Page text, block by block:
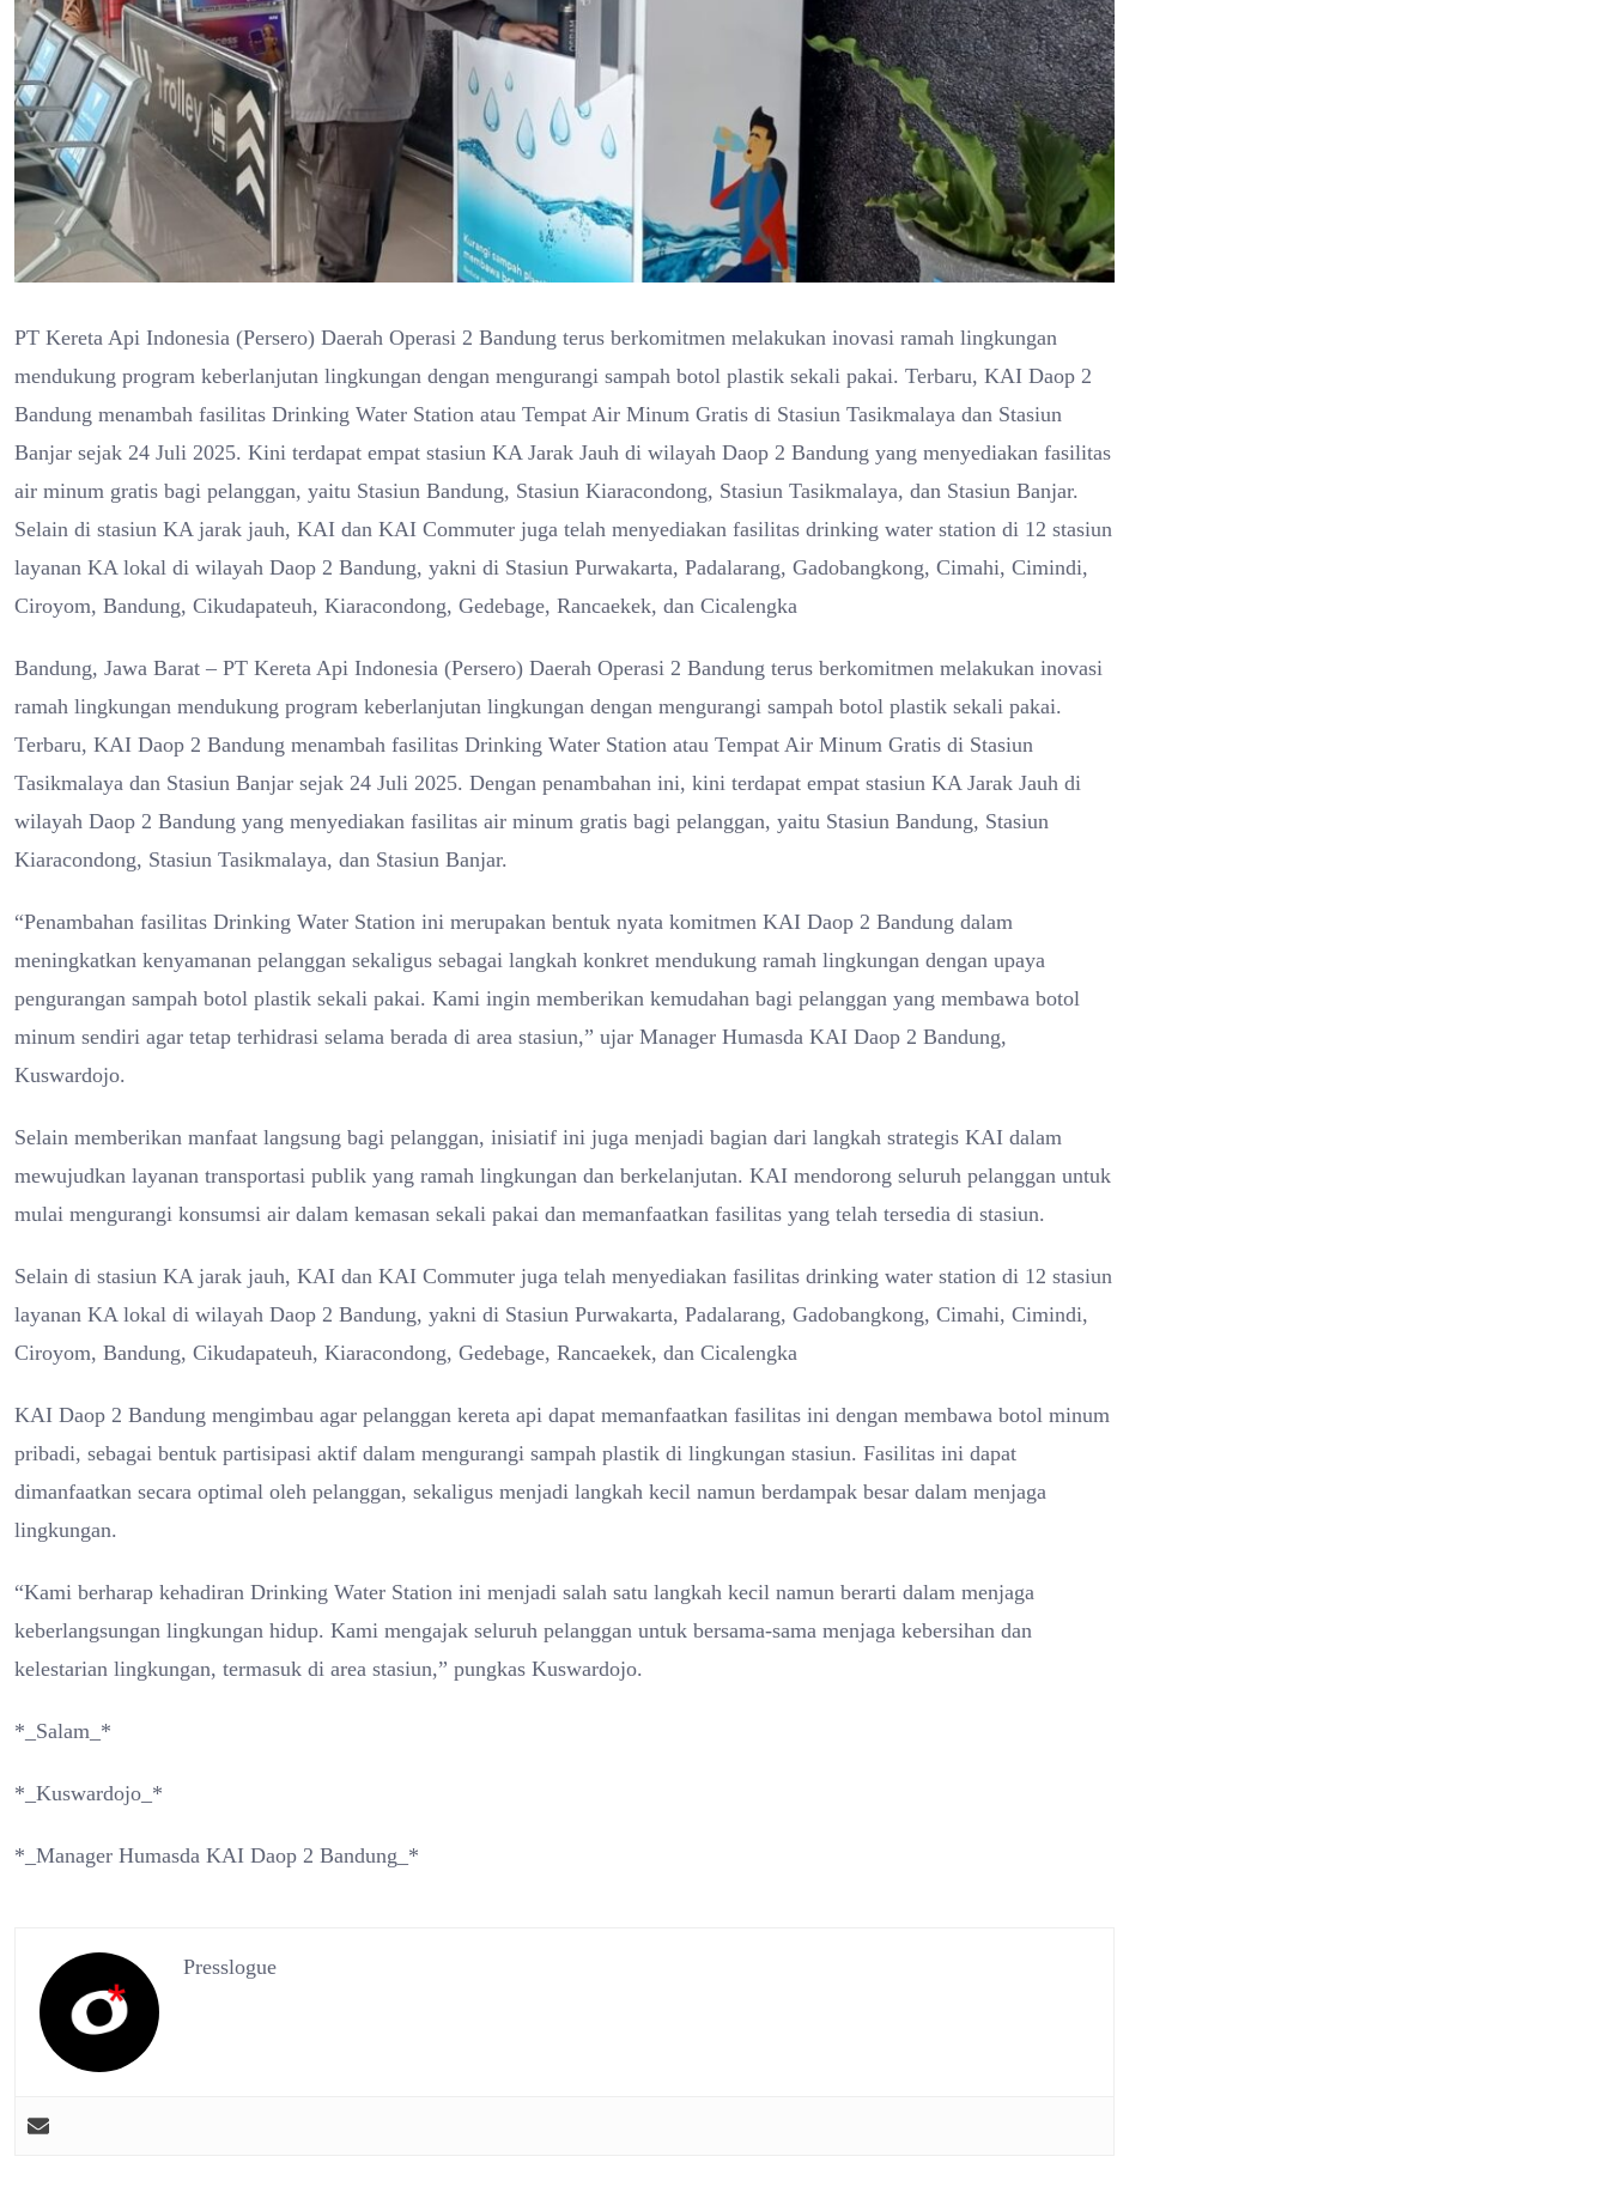
PT Kereta Api Indonesia (Persero) Daerah Operasi 2 Bandung terus berkomitmen melakukan inovasi ramah lingkungan
mendukung program keberlanjutan lingkungan dengan mengurangi sampah botol plastik sekali pakai. Terbaru, KAI Daop 2
Bandung menambah fasilitas Drinking Water Station atau Tempat Air Minum Gratis di Stasiun Tasikmalaya dan Stasiun
Banjar sejak 24 Juli 2025. Kini terdapat empat stasiun KA Jarak Jauh di wilayah Daop 2 Bandung yang menyediakan fasilitas
air minum gratis bagi pelanggan, yaitu Stasiun Bandung, Stasiun Kiaracondong, Stasiun Tasikmalaya, dan Stasiun Banjar.
Selain di stasiun KA jarak jauh, KAI dan KAI Commuter juga telah menyediakan fasilitas drinking water station di 12 stasiun
layanan KA lokal di wilayah Daop 2 Bandung, yakni di Stasiun Purwakarta, Padalarang, Gadobangkong, Cimahi, Cimindi,
Ciroyom, Bandung, Cikudapateuh, Kiaracondong, Gedebage, Rancaekek, dan Cicalengka
Bandung, Jawa Barat – PT Kereta Api Indonesia (Persero) Daerah Operasi 2 Bandung terus berkomitmen melakukan inovasi
ramah lingkungan mendukung program keberlanjutan lingkungan dengan mengurangi sampah botol plastik sekali pakai.
Terbaru, KAI Daop 2 Bandung menambah fasilitas Drinking Water Station atau Tempat Air Minum Gratis di Stasiun
Tasikmalaya dan Stasiun Banjar sejak 24 Juli 2025. Dengan penambahan ini, kini terdapat empat stasiun KA Jarak Jauh di
wilayah Daop 2 Bandung yang menyediakan fasilitas air minum gratis bagi pelanggan, yaitu Stasiun Bandung, Stasiun
Kiaracondong, Stasiun Tasikmalaya, dan Stasiun Banjar.
“Penambahan fasilitas Drinking Water Station ini merupakan bentuk nyata komitmen KAI Daop 2 Bandung dalam
meningkatkan kenyamanan pelanggan sekaligus sebagai langkah konkret mendukung ramah lingkungan dengan upaya
pengurangan sampah botol plastik sekali pakai. Kami ingin memberikan kemudahan bagi pelanggan yang membawa botol
minum sendiri agar tetap terhidrasi selama berada di area stasiun,” ujar Manager Humasda KAI Daop 2 Bandung,
Kuswardojo.
Selain memberikan manfaat langsung bagi pelanggan, inisiatif ini juga menjadi bagian dari langkah strategis KAI dalam
mewujudkan layanan transportasi publik yang ramah lingkungan dan berkelanjutan. KAI mendorong seluruh pelanggan untuk
mulai mengurangi konsumsi air dalam kemasan sekali pakai dan memanfaatkan fasilitas yang telah tersedia di stasiun.
Selain di stasiun KA jarak jauh, KAI dan KAI Commuter juga telah menyediakan fasilitas drinking water station di 12 stasiun
layanan KA lokal di wilayah Daop 2 Bandung, yakni di Stasiun Purwakarta, Padalarang, Gadobangkong, Cimahi, Cimindi,
Ciroyom, Bandung, Cikudapateuh, Kiaracondong, Gedebage, Rancaekek, dan Cicalengka
KAI Daop 2 Bandung mengimbau agar pelanggan kereta api dapat memanfaatkan fasilitas ini dengan membawa botol minum
pribadi, sebagai bentuk partisipasi aktif dalam mengurangi sampah plastik di lingkungan stasiun. Fasilitas ini dapat
dimanfaatkan secara optimal oleh pelanggan, sekaligus menjadi langkah kecil namun berdampak besar dalam menjaga
lingkungan.
“Kami berharap kehadiran Drinking Water Station ini menjadi salah satu langkah kecil namun berarti dalam menjaga
keberlangsungan lingkungan hidup. Kami mengajak seluruh pelanggan untuk bersama-sama menjaga kebersihan dan
kelestarian lingkungan, termasuk di area stasiun,” pungkas Kuswardojo.
*_Salam_*
*_Kuswardojo_*
*_Manager Humasda KAI Daop 2 Bandung_*
Presslogue